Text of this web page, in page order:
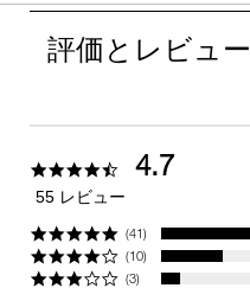
評価とレビュー
4.7
star
4.7
55 レビュー
(41)
(10)
(3)